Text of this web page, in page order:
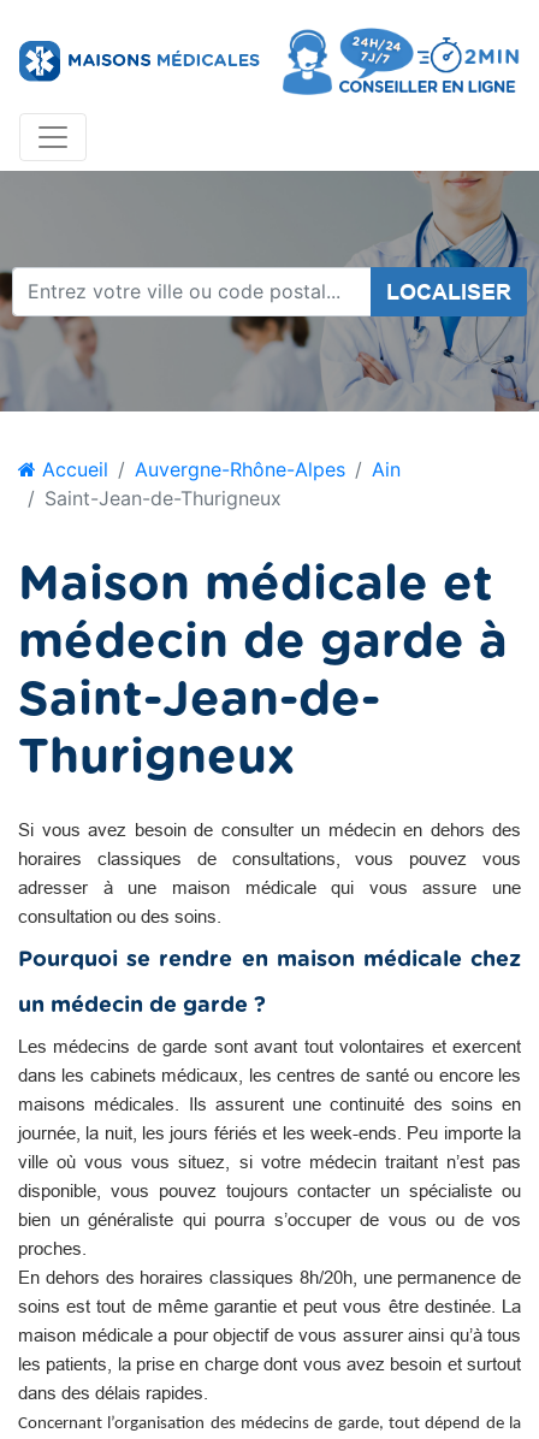
LOCALISER
Accueil Auvergne-Rhône-Alpes
Ain
Saint-Jean-de-Thurigneux
Maison médicale et
médecin de garde à
Saint-Jean-de-
Thurigneux
Si vous avez besoin de consulter un médecin en dehors des
horaires classiques de consultations, vous pouvez vous
adresser à une maison médicale qui vous assure une
consultation ou des soins.
Pourquoi se rendre en maison médicale chez
un médecin de garde ?
Les médecins de garde sont avant tout volontaires et exercent
dans les cabinets médicaux, les centres de santé ou encore les
maisons médicales. Ils assurent une continuité des soins en
journée, la nuit, les jours fériés et les week-ends. Peu importe la
ville où vous vous situez, si votre médecin traitant n’est pas
disponible, vous pouvez toujours contacter un spécialiste ou
bien un généraliste qui pourra s’occuper de vous ou de vos
proches.
En dehors des horaires classiques 8h/20h, une permanence de
soins est tout de même garantie et peut vous être destinée. La
maison médicale a pour objectif de vous assurer ainsi qu’à tous
les patients, la prise en charge dont vous avez besoin et surtout
dans des délais rapides.
Concernant l’organisation des médecins de garde, tout dépend de la